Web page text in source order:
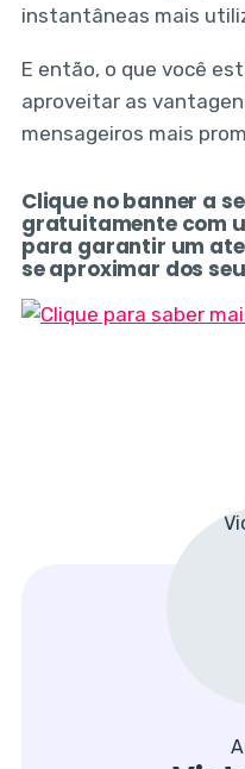
instantâneas mais
E então, o que você
aproveitar as
mensageiros mais
Clique no banner a
gratuitamente com
para garantir um
se aproximar dos